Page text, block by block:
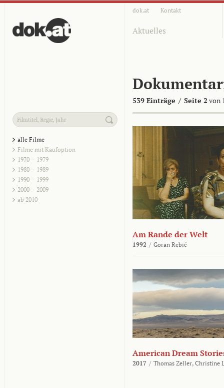
dok.at Kontakt
Aktuelles
539 Einträge / Seite 2 von
alle Filme
Filme mit Kaufoption
1970 – 1979
1980 – 1989
1990 – 1999
2000 – 2009
ab 2010
Am Rande der Welt
1992 / Goran Rebić
American Dream
2017 / Thomas Zeller, Christine